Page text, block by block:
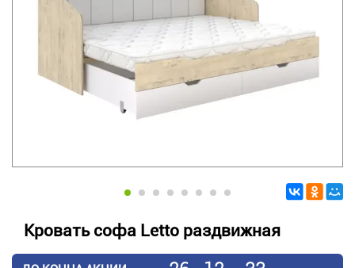
Кровать софа Letto раздвижная